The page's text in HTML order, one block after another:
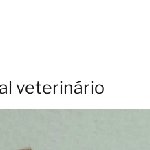
veterinário